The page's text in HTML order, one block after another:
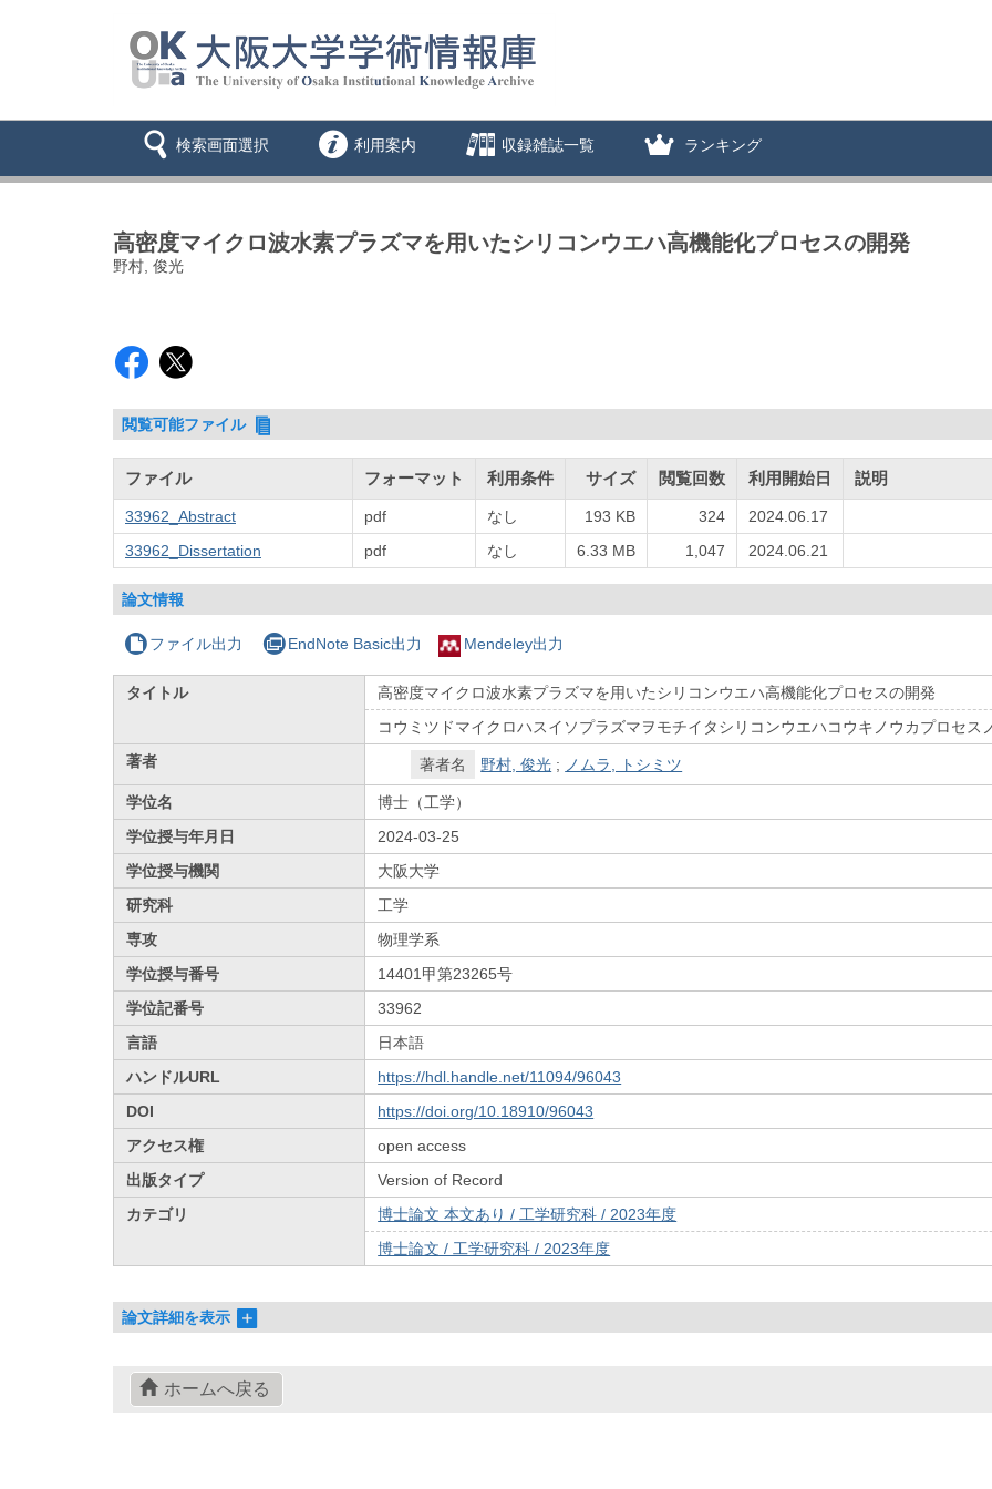
検索画面選択 利用案内 収録雑誌一覧 ランキング
高密度マイクロ波水素プラズマを用いたシリコンウエハ高機能化プロセスの開発
野村, 俊光
閲覧可能ファイル
ファイル フォーマット 利用条件 サイズ 閲覧回数 利用開始日 説明
33962_Abstract pdf なし 193 KB 324
2024.06.17
33962_Dissertation
pdf なし 6.33 MB 1,047 2024.06.21
論文情報
ファイル出力 EndNote Basic出力 Mendeley出力
タイトル
高密度マイクロ波水素プラズマを用いたシリコンウエハ高機能化プロセスの開発
コウミツドマイクロハスイソプラズマヲモチイタシリコンウエハコウキノウカプロセス
著者
著者名 野村, 俊光 ; ノムラ, トシミツ
学位名
博士（工学）
学位授与年月日
2024-03-25
学位授与機関
大阪大学
研究科
工学
専攻
物理学系
学位授与番号
14401甲第23265号
学位記番号
33962
言語
日本語
ハンドルURL
https://hdl.handle.net/11094/96043
DOI
https://doi.org/10.18910/96043
アクセス権
open access
出版タイプ
Version of Record
カテゴリ
博士論文 本文あり / 工学研究科 / 2023年度
博士論文 / 工学研究科 / 2023年度
論文詳細を表示
ホームへ戻る